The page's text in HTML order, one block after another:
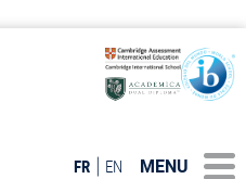
FR EN MENU